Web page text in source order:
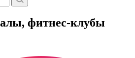
фитнес-клубы